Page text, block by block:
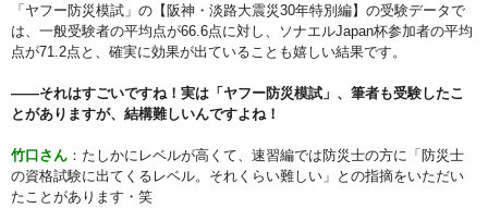
「ヤフー防災模試」の【阪神・淡路大震災30年特別編】の受験データで
は、一般受験者の平均点が66.6点に対し、ソナエルJapan杯参加者の平均
点が71.2点と、確実に効果が出ていることも嬉しい結果です。
――それはすごいですね！実は「ヤフー防災模試」、筆者も受験したこ
とがありますが、結構難しいんですよね！
竹口さん ：たしかにレベルが高くて、速習編では防災士の方に「防災士
の資格試験に出てくるレベル。それくらい難しい」との指摘をいただい
たことがあります・笑